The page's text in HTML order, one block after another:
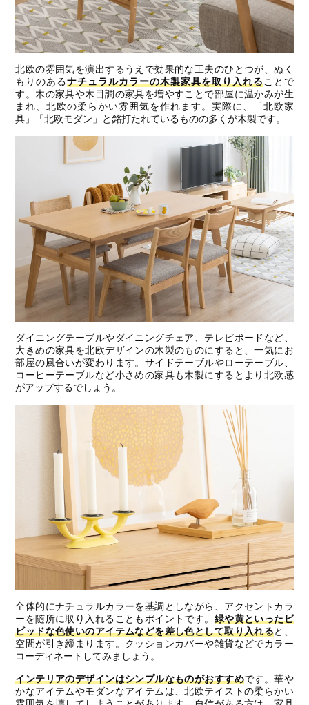
北欧の雰囲気を演出するうえで効果的な工夫のひとつが、ぬく
もりのあるナチュラルカラーの木製家具を取り入れることで
す。木の家具や木目調の家具を増やすことで部屋に温かみが生
まれ、北欧の柔らかい雰囲気を作れます。実際に、「北欧家
具」「北欧モダン」と銘打たれているものの多くが木製です。
ダイニングテーブルやダイニングチェア、テレビボードなど、
大きめの家具を北欧デザインの木製のものにすると、一気にお
部屋の風合いが変わります。サイドテーブルやローテーブル、
コーヒーテーブルなど小さめの家具も木製にするとより北欧感
がアップするでしょう。
全体的にナチュラルカラーを基調としながら、アクセントカラ
ーを随所に取り入れることもポイントです。 緑や黄といったビ
ビッドな色使いのアイテムなどを差し色として取り入れると、
空間が引き締まります。クッションカバーや雑貨などでカラー
コーディネートしてみましょう。
インテリアのデザインはシンプルなものがおすすめです。華や
かなアイテムやモダンなアイテムは、北欧テイストの柔らかい